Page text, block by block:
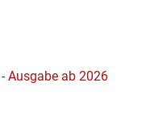
Ausgabe ab 2026